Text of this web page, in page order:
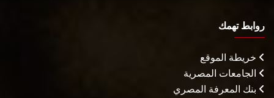
روابط تهمك
خريطة الموقع
الجامعات المصرية
بنك المعرفة المصري